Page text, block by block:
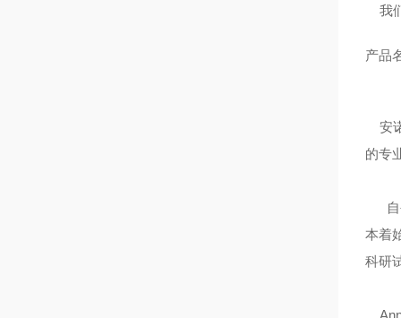
我
产品
安
的专
自
本着
科研